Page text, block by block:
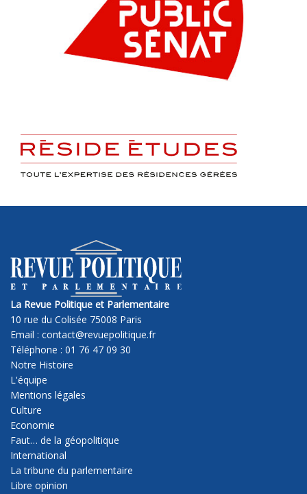
La Revue Politique et Parlementaire
10 rue du Colisée 75008 Paris
Email : contact@revuepolitique.fr
Téléphone : 01 76 47 09 30
Notre Histoire
L'équipe
Mentions légales
Culture
Economie
Faut… de la géopolitique
International
La tribune du parlementaire
Libre opinion